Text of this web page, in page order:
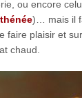
ou encore
)… mais il
faire plaisir et
chaud.